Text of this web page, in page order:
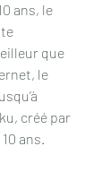
ans, le
que
le
créé par
ans.